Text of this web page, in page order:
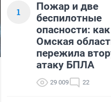
1
Пожар и две
беспилотные
опасности: как
Омская
пережила
атаку БПЛА
29 009 22